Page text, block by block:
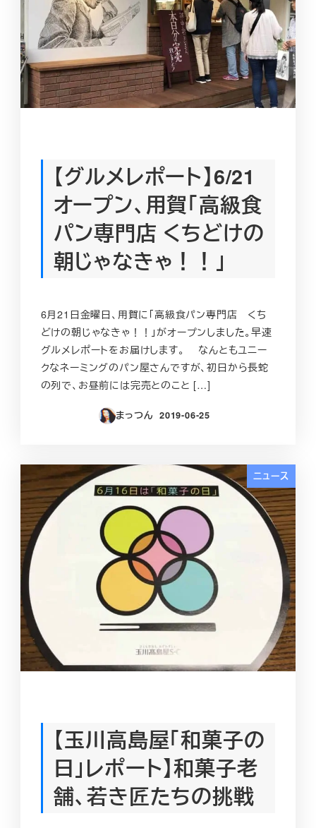
【グルメレポート】6/21
オープン、用賀「高級食
パン専門店 くちどけの
朝じゃなきゃ！！」
6月21日金曜日、用賀に「高級食パン専門店 くち
どけの朝じゃなきゃ！！」がオープンしました。早速
グルメレポートをお届けします。 なんともユニー
クなネーミングのパン屋さんですが、初日から長蛇
の列で、お昼前には完売とのこと […]
まっつん
投稿日
2019-06-25
ニュース
【玉川高島屋「和菓子の
日」レポート】和菓子老
舗、若き匠たちの挑戦